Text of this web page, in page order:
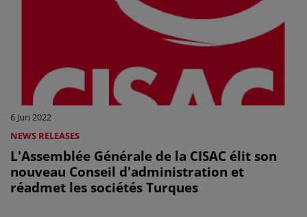
6 Jun 2022
NEWS RELEASES
L'Assemblée Générale de la CISAC élit son
nouveau Conseil d'administration et
réadmet les sociétés Turques